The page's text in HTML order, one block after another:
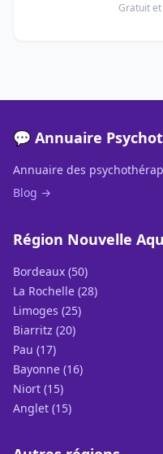
Gratuit
💬 Annuaire
Annuaire des
Blog →
Région Nouvelle
Bordeaux (50)
La Rochelle (28)
Limoges (25)
Biarritz (20)
Pau (17)
Bayonne (16)
Niort (15)
Anglet (15)